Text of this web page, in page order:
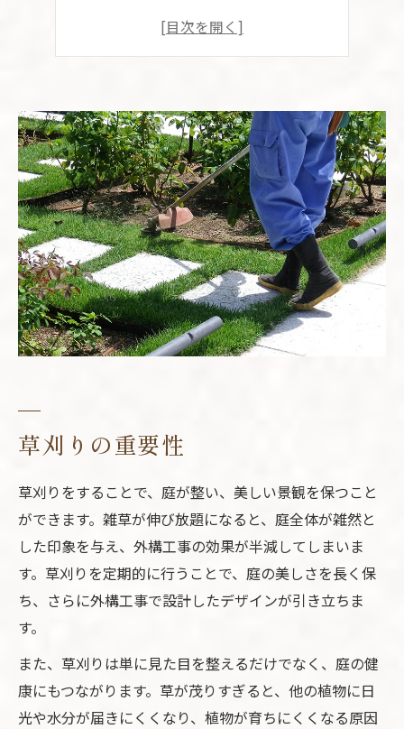
草刈りと環境に配慮した外構
草刈りの重要性
草刈りをすることで、庭が整い、美しい景観を保つこと
ができます。雑草が伸び放題になると、庭全体が雑然と
した印象を与え、外構工事の効果が半減してしまいま
す。草刈りを定期的に行うことで、庭の美しさを長く保
ち、さらに外構工事で設計したデザインが引き立ちま
す。
また、草刈りは単に見た目を整えるだけでなく、庭の健
康にもつながります。草が茂りすぎると、他の植物に日
光や水分が届きにくくなり、植物が育ちにくくなる原因